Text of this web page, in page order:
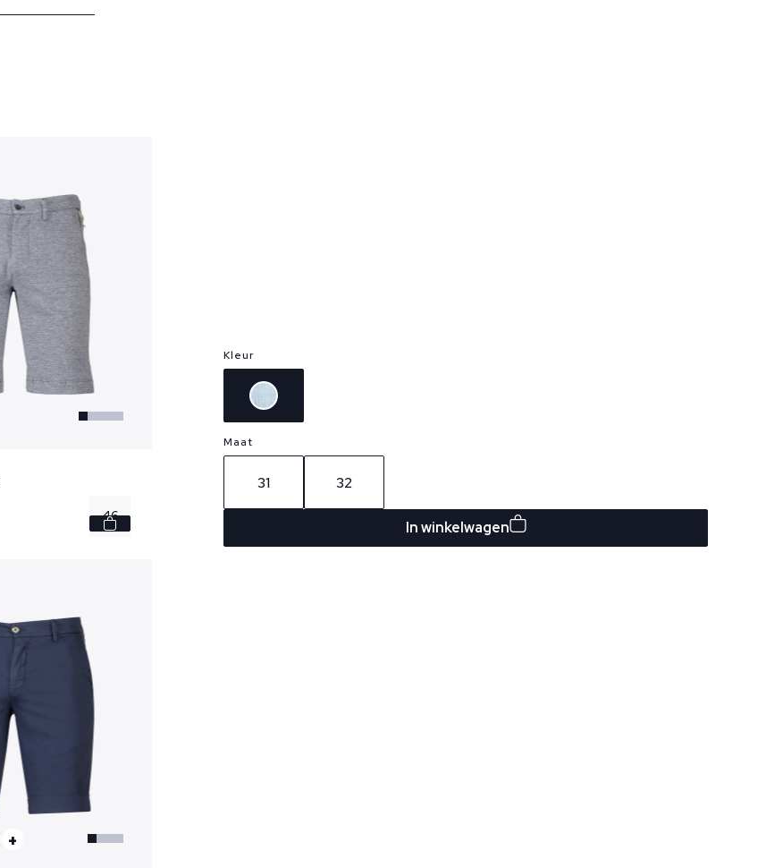
46
+
Kleur
Maat
31 32
In winkelwagen